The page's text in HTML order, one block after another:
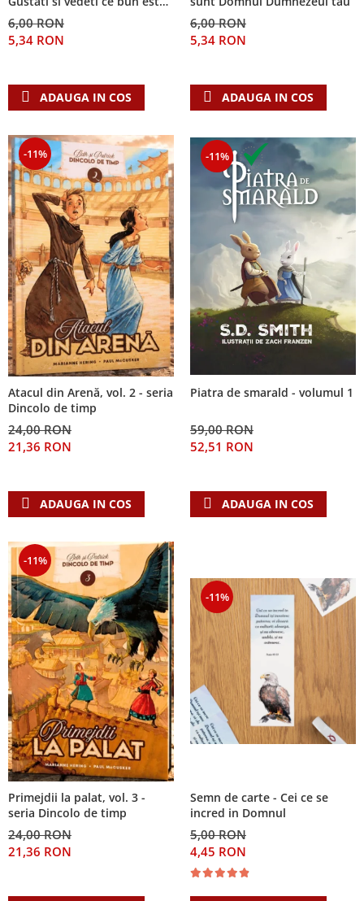
Domnul!
6,00 RON
5,34 RON
ADAUGA IN COS
6,00 RON
5,34 RON
ADAUGA IN COS
-11%
Atacul din Arenă, vol. 2 - seria
Dincolo de timp
24,00 RON
21,36 RON
ADAUGA IN COS
-11%
Piatra de smarald - volumul 1
59,00 RON
52,51 RON
ADAUGA IN COS
-11%
Primejdii la palat, vol. 3 -
seria Dincolo de timp
24,00 RON
21,36 RON
-11%
Semn de carte - Cei ce se
incred in Domnul
5,00 RON
4,45 RON